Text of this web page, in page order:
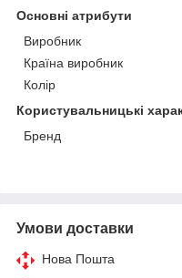
Основні атрибути
Виробник
Країна виробник
Колір
Користувальницькі
Бренд
Умови доставки
Нова Пошта